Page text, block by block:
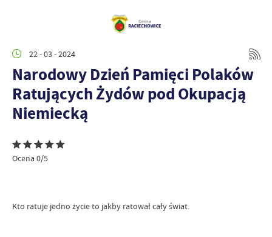
22 - 03 - 2024
Narodowy Dzień Pamięci Polaków
Ratujących Żydów pod Okupacją
Niemiecką
Ocena 0/5
Kto ratuje jedno życie to jakby ratował cały świat.